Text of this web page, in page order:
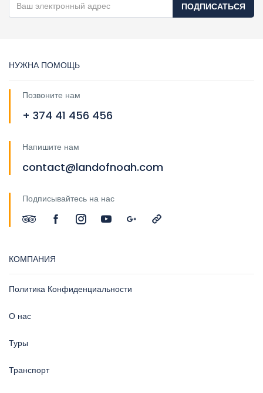
ПОДПИСАТЬСЯ
НУЖНА ПОМОЩЬ
Позвоните нам
+ 374 41 456 456
Напишите нам
contact@landofnoah.com
Подписывайтесь на нас
КОМПАНИЯ
Политика Конфиденциальности
О нас
Туры
Транспорт